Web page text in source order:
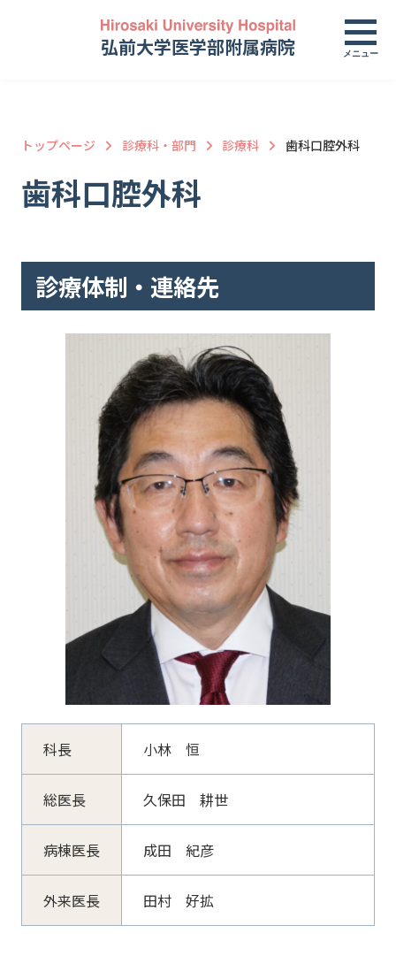
弘前大学医学部附属病院 メニュー
トップページ 診療科・部門 診療科 歯科口腔外科
歯科口腔外科
診療体制・連絡先
科長 小林 恒
総医長 久保田 耕世
病棟医長 成田 紀彦
外来医長 田村 好拡